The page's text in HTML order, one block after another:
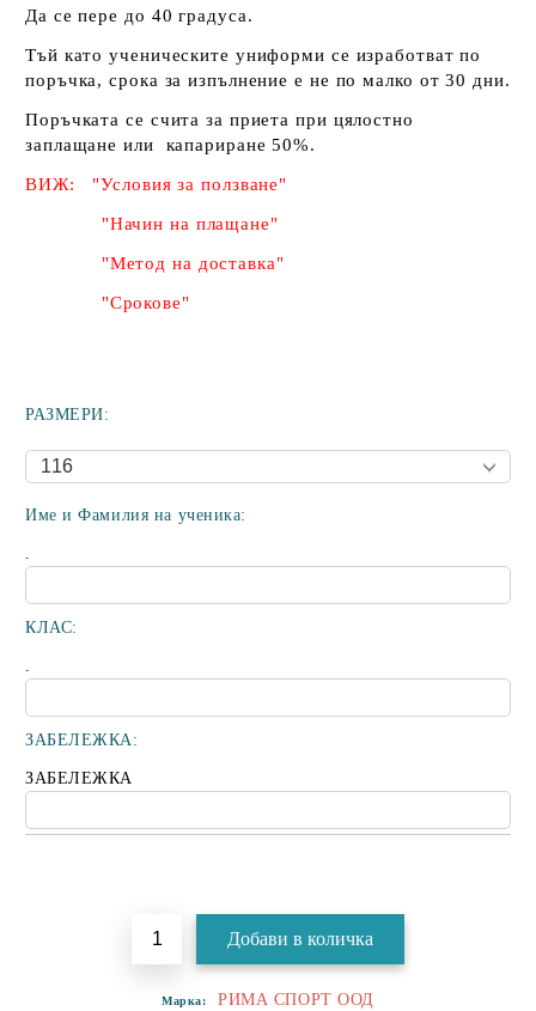
Да се пере до 40 градуса.
Тъй като ученическите униформи се изработват по
поръчка, срока за изпълнение е не по малко от 30 дни.
Поръчката се счита за приета при цялостно
заплащане или капариране 50%.
ВИЖ: "Условия за ползване"
"Начин на плащане"
"Метод на доставка"
"Срокове"
РАЗМЕРИ:
Име и Фамилия на ученика:
.
КЛАС:
.
ЗАБЕЛЕЖКА:
ЗАБЕЛЕЖКА
Марка: РИМА СПОРТ ООД